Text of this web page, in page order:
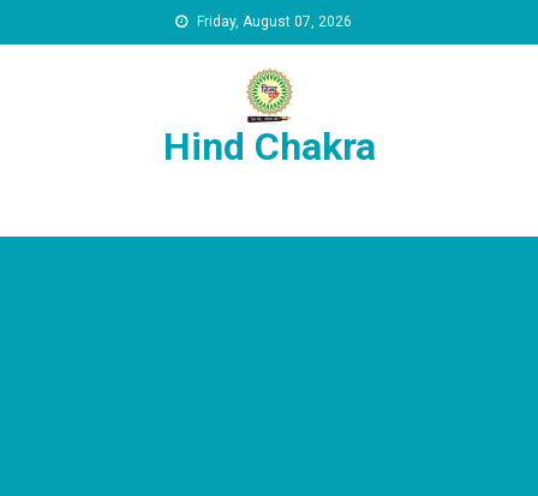
Friday, August 07, 2026
Hind Chakra